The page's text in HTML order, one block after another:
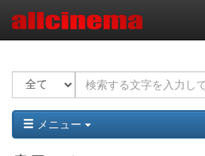
メニュー